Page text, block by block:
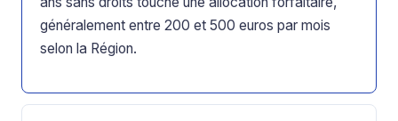
généralement entre 200 et 500 euros par mois
selon la Région.